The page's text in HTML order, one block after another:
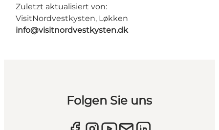
Zuletzt aktualisiert von:
VisitNordvestkysten, Løkken
info@visitnordvestkysten.dk
Folgen Sie uns